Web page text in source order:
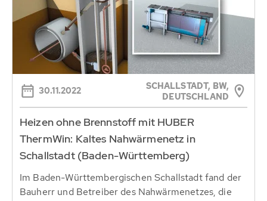
30.11.2022
SCHALLSTADT, BW,
DEUTSCHLAND
Heizen ohne Brennstoff mit HUBER
ThermWin: Kaltes Nahwärmenetz in
Schallstadt (Baden-Württemberg)
Im Baden-Württembergischen Schallstadt fand der
Bauherr und Betreiber des Nahwärmenetzes, die